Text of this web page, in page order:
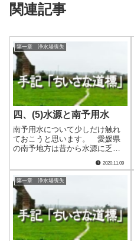
関連記事
第一章 浄水場喪失
四、(5)水源と南予用水
南予用水について少しだけ触れ
ておこうと思います。 愛媛県
の南予地方は昔から水源に乏し
は県内最初の近代水道を大正15
年（１９２６年）に供用開始し
たものの、慢性的な水不足はず
っと続いていたのです。 私が
はっきり覚えて.....
2020.11.09
第一章 浄水場喪失